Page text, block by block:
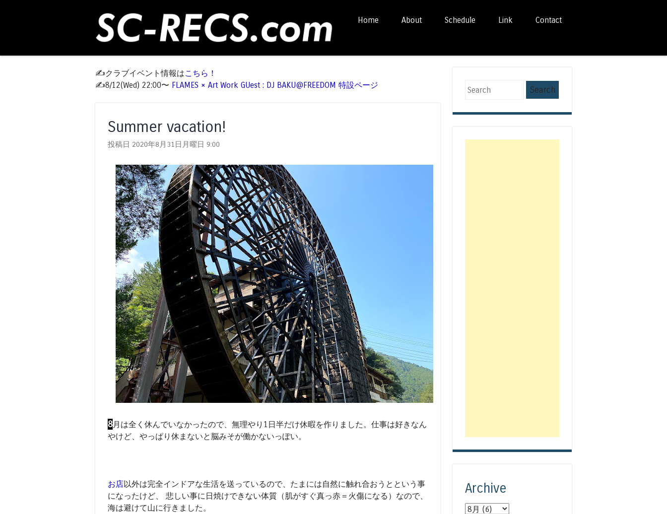
Skip to content
Home About Schedule Link Contact
✍️クラブイベント情報はこちら！
✍️8/12(Wed) 22:00〜 FLAMES × Art Work GUest : DJ BAKU@FREEDOM 特設ページ
Summer vacation!
投稿日 2020年8月31日月曜日 9:00
8月は全く休んでいなかったので、無理やり1日半だけ休暇を作りました。仕事は好きなん
やけど、やっぱり休まないと脳みそが働かないっぽい。
お店以外は完全インドアな生活を送っているので、たまには自然に触れ合おうとという事
になったけど、 悲しい事に日焼けできない体質（肌がすぐ真っ赤＝火傷になる）なので、
海は避けて山に行きました。
Search
Archive